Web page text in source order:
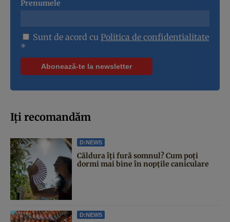
Prenumele
Sunt de acord cu Politica de confidentialitate
*
Iți recomandăm
D:NEWS
Căldura îți fură somnul? Cum poți
dormi mai bine în nopțile caniculare
D:NEWS